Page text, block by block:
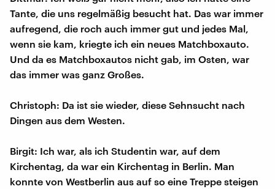
Tante, die uns regelmäßig besucht hat. Das war immer
aufregend, die roch auch immer gut und jedes Mal,
wenn sie kam, kriegte ich ein neues Matchboxauto.
Und da es Matchboxautos nicht gab, im Osten, war
das immer was ganz Großes.
Christoph: Da ist sie wieder, diese Sehnsucht nach
Dingen aus dem Westen.
Birgit: Ich war, als ich Studentin war, auf dem
Kirchentag, da war ein Kirchentag in Berlin. Man
konnte von Westberlin aus auf so eine Treppe steigen